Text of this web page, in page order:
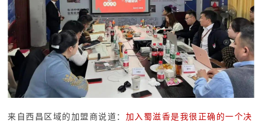
来自西昌区域的加盟商说道： 加入蜀滋香是我很正确的一个决